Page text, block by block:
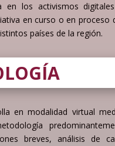
en los activismos
en curso o en proceso
países de la región.
en modalidad virtual
breves, análisis de